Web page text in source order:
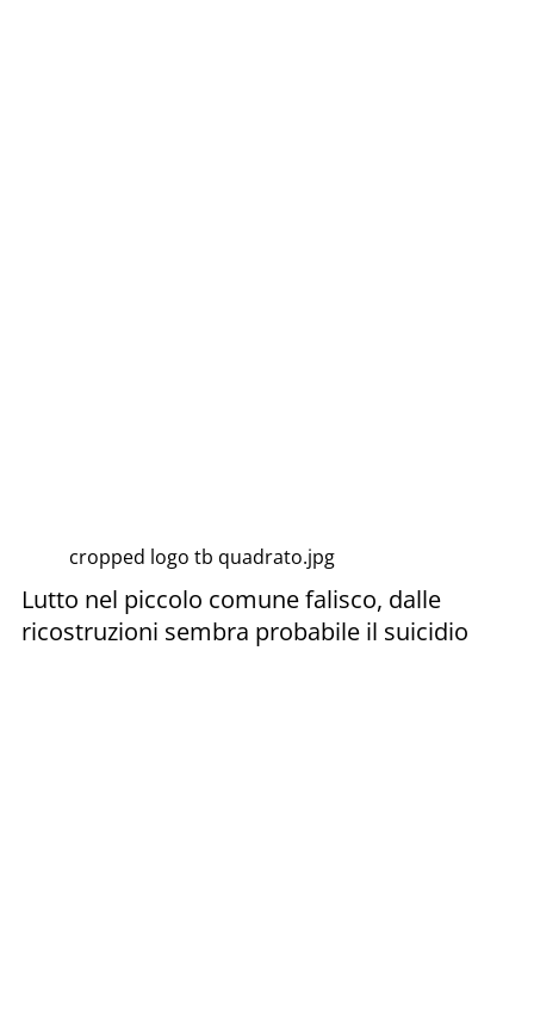
cropped logo tb quadrato.jpg
Lutto nel piccolo comune falisco, dalle
ricostruzioni sembra probabile il suicidio